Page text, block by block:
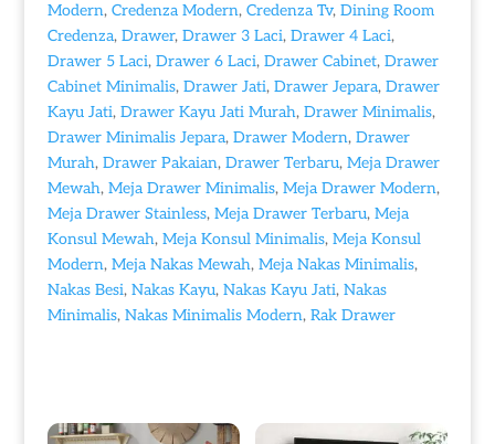
Modern, Credenza Modern, Credenza Tv, Dining Room
Credenza, Drawer, Drawer 3 Laci, Drawer 4 Laci,
Drawer 5 Laci, Drawer 6 Laci, Drawer Cabinet, Drawer
Cabinet Minimalis, Drawer Jati, Drawer Jepara, Drawer
Kayu Jati, Drawer Kayu Jati Murah, Drawer Minimalis,
Drawer Minimalis Jepara, Drawer Modern, Drawer
Murah, Drawer Pakaian, Drawer Terbaru, Meja Drawer
Mewah, Meja Drawer Minimalis, Meja Drawer Modern,
Meja Drawer Stainless, Meja Drawer Terbaru, Meja
Konsul Mewah, Meja Konsul Minimalis, Meja Konsul
Modern, Meja Nakas Mewah, Meja Nakas Minimalis,
Nakas Besi, Nakas Kayu, Nakas Kayu Jati, Nakas
Minimalis, Nakas Minimalis Modern, Rak Drawer